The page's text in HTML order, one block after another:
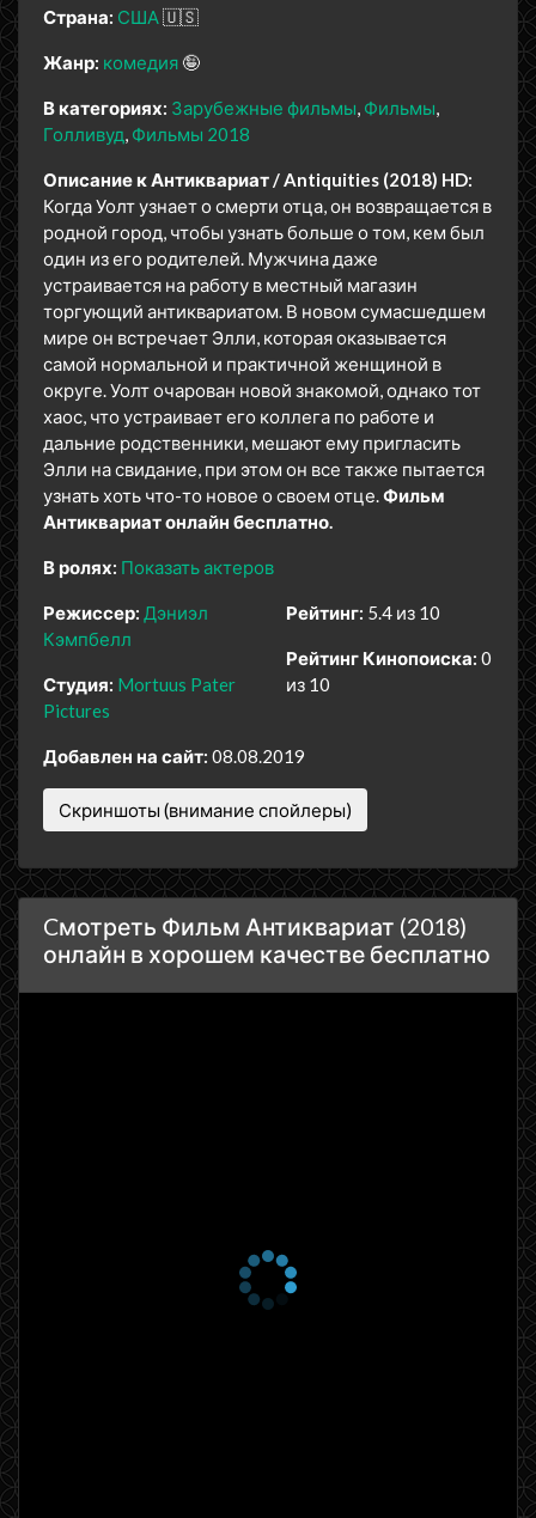
Страна: США🇺🇸
Жанр: комедия 🤪
В категориях: Зарубежные фильмы Фильмы
Голливуд Фильмы 2018
Описание к Антиквариат / Antiquities (2018) HD:
Когда Уолт узнает о смерти отца, он возвращается в
родной город, чтобы узнать больше о том, кем был
один из его родителей. Мужчина даже
устраивается на работу в местный магазин
торгующий антиквариатом. В новом сумасшедшем
мире он встречает Элли, которая оказывается
самой нормальной и практичной женщиной в
округе. Уолт очарован новой знакомой, однако тот
хаос, что устраивает его коллега по работе и
дальние родственники, мешают ему пригласить
Элли на свидание, при этом он все также пытается
узнать хоть что-то новое о своем отце.Фильм
Антиквариат онлайн бесплатно.
В ролях: Показать актеров
Режиссер: Дэниэл
Кэмпбелл
Студия: Mortuus Pater
Pictures
Рейтинг: 5.4 из 10
Рейтинг Кинопоиска: 0
из 10
Добавлен на сайт: 08.08.2019
Скриншоты (внимание спойлеры)
Cмотреть Фильм Антиквариат (2018)
онлайн в хорошем качестве бесплатно